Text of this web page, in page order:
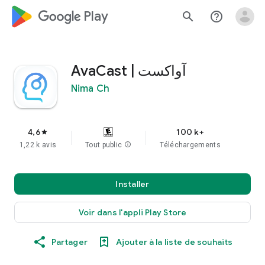
google_logo Play search help_outline
AvaCast | آواکست
Nima Ch
4,6star
1,22 k avis Tout public info
100 k+
Téléchargements
Installer
Voir dans l'appli Play Store
Partager Ajouter à la liste de souhaits